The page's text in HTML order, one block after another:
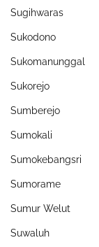
Sugihwaras
Sukodono
Sukomanunggal
Sukorejo
Sumberejo
Sumokali
Sumokebangsri
Sumorame
Sumur Welut
Suwaluh